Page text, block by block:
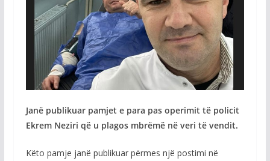
Janë publikuar pamjet e para pas operimit të policit
Ekrem Neziri që u plagos mbrëmë në veri të vendit.
Këto pamje janë publikuar përmes një postimi në